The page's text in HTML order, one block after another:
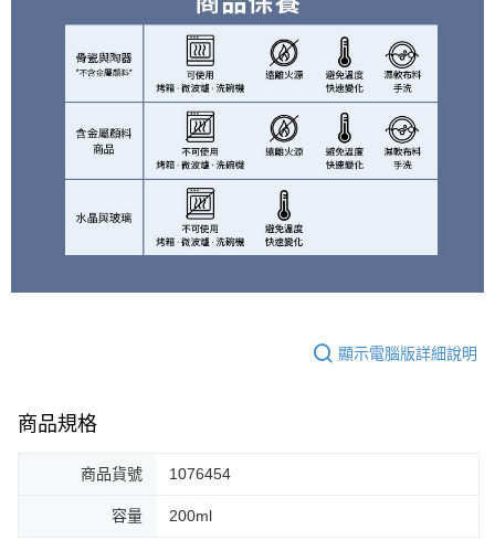
顯示電腦版詳細說明
商品規格
商品貨號 1076454
容量 200ml